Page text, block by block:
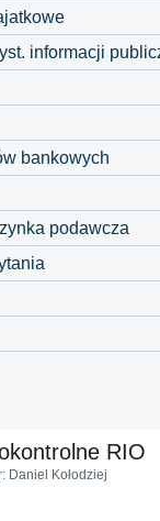
informacji
bankowych
podawcza
RIO
: Daniel Kołodziej